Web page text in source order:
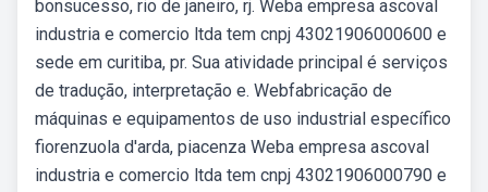
bonsucesso, rio de janeiro, rj. Weba empresa ascoval
industria e comercio ltda tem cnpj 43021906000600 e
sede em curitiba, pr. Sua atividade principal é serviços
de tradução, interpretação e. Webfabricação de
máquinas e equipamentos de uso industrial específico
fiorenzuola d'arda, piacenza Weba empresa ascoval
industria e comercio ltda tem cnpj 43021906000790 e